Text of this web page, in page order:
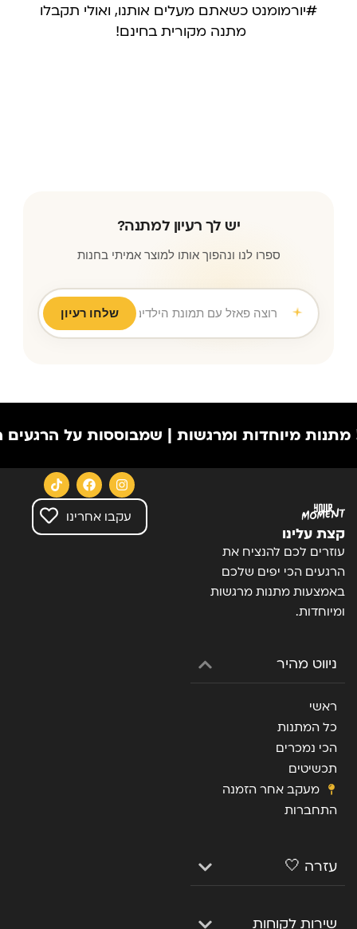
#יורמומנט כשאתם מעלים אותנו, ואולי תקבלו
מתנה מקורית בחינם!
יש לך רעיון למתנה?
ספרו לנו ונהפוך אותו למוצר אמיתי בחנות
משה | שלחו רעיון
ומרגשות | שמבוססות על הרגעים הכי
קצת עלינו
עוזרים לכם להנציח את
הרגעים הכי יפים שלכם
באמצעות מתנות מרגשות
ומיוחדות.
ניווט מהיר
ראשי
כל המתנות
הכי נמכרים
תכשיטים
מעקב אחר הזמנה
התחברות
עזרה 🤍
שירות לקוחות
עקבו אחרינו